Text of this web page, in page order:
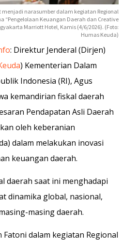
menjadi narasumber dalam kegiatan Regional
“Pengelolaan Keuangan Daerah dan Creative
Marriott Hotel, Kamis (4/6/2026). (Foto:
Humas Keuda)
: Direktur Jenderal (Dirjen)
) Kementerian Dalam
Indonesia (RI), Agus
kemandirian fiskal daerah
Pendapatan Asli Daerah
oleh keberanian
dalam melakukan inovasi
keuangan daerah.
daerah saat ini menghadapi
dinamika global, nasional,
masing daerah.
dalam kegiatan Regional